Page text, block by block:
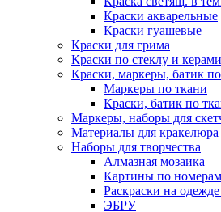
Краски акварельные
Краски гуашевые
Краски для грима
Краски по стеклу и
Краски, маркеры, батик
Маркеры по ткани
Краски, батик по
Маркеры, наборы для
Материалы для
Наборы для творчества
Алмазная мозаика
Картины по номерам
Раскраски на одежде
ЭБРУ